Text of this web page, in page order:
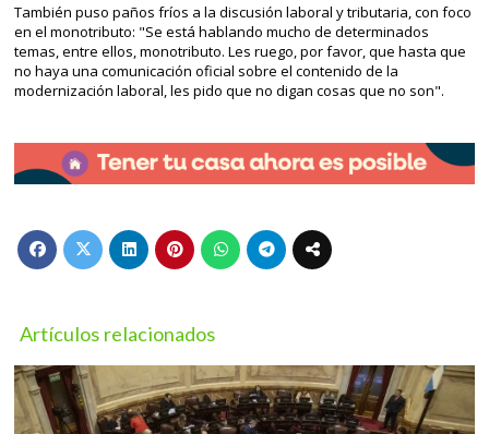
También puso paños fríos a la discusión laboral y tributaria, con foco
en el monotributo: "Se está hablando mucho de determinados
temas, entre ellos, monotributo. Les ruego, por favor, que hasta que
no haya una comunicación oficial sobre el contenido de la
modernización laboral, les pido que no digan cosas que no son".
Artículos relacionados